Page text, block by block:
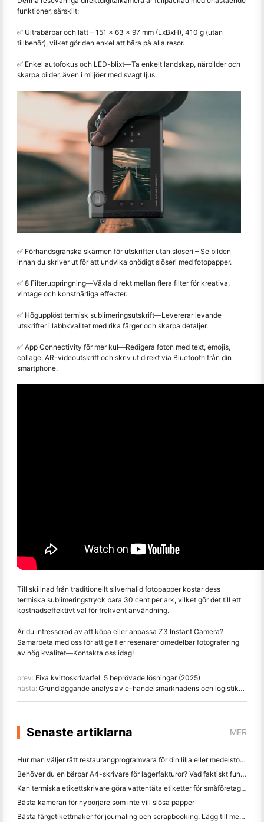
funktioner, särskilt:
✅ Ultrabärbar och lätt – 151 x 63 x 97 mm (LxBxH), 410 g (utan
tillbehör), vilket gör den enkel att bära på alla resor.
✅ Enkel autofokus och LED-blixt—Ta enkelt landskap, närbilder och
skarpa bilder, även i miljöer med svagt ljus.
✅ Förhandsgranska skärmen för utskrifter utan slöseri – Se bilden
innan du skriver ut för att undvika onödigt slöseri med fotopapper.
✅ 8 Filteruppringning—Växla direkt mellan flera filter för kreativa,
vintage och konstnärliga effekter.
✅ Högupplöst termisk sublimeringsutskrift—Levererar levande
utskrifter i labbkvalitet med rika färger och skarpa detaljer.
✅ App Connectivity för mer kul—Redigera foton med text, emojis,
collage, AR-videoutskrift och skriv ut direkt via Bluetooth från din
smartphone.
Till skillnad från traditionellt silverhalid fotopapper kostar dess
termiska sublimeringstryck bara 30 cent per ark, vilket gör det till ett
kostnadseffektivt val för frekvent användning.
Är du intresserad av att köpa eller anpassa Z3 Instant Camera?
Samarbeta med oss för att ge fler resenärer omedelbar fotografering
av hög kvalitet—Kontakta oss idag!
prev: Fixa kvittoskrivarfel: 5 beprövade lösningar (2025)
nästa: Grundläggande analys av e-handelsmarknadens och logistikutmaningarna i Mellanöstern 2025
Senaste artiklarna MER
Hur man väljer rätt restaurangprogramvara för din lilla eller medelstora restaurang
Behöver du en bärbar A4-skrivare för lagerfakturor? Vad faktiskt fungerar
Kan termiska etikettskrivare göra vattentäta etiketter för småföretagsprodukter?
Bästa kameran för nybörjare som inte vill slösa papper
Bästa färgetikettmaker för journaling och scrapbooking: Lägg till mer färg på varje sida